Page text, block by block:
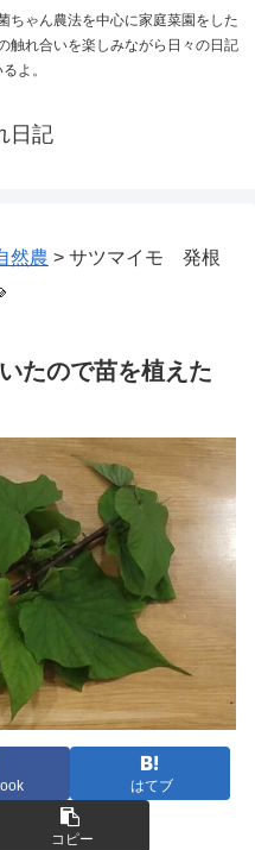
ちゃん農法を中心に家庭菜園をした
触れ合いを楽しみながら日々の日記
よ。
日記
然農 > サツマイモ 発根
たので苗を植えた
はてブ
コピー